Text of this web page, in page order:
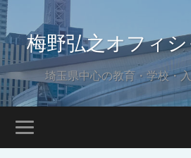
梅野弘之オフィ
埼玉県中心の教育・学校・